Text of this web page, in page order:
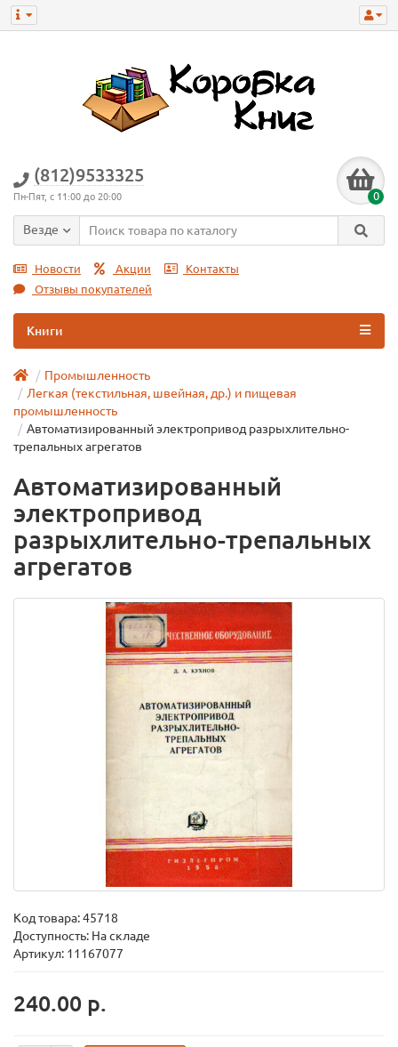
(812)9533325
Пн-Пят, с 11:00 до 20:00 0
Везде
Новости Акции
Контакты
Отзывы покупателей
Книги
Промышленность
Легкая (текстильная, швейная, др.) и пищевая
промышленность
Автоматизированный электропривод разрыхлительно-
трепальных агрегатов
Автоматизированный
электропривод
разрыхлительно-трепальных
агрегатов
Код товара:45718
Доступность: На складе
Артикул: 11167077
240.00 р.